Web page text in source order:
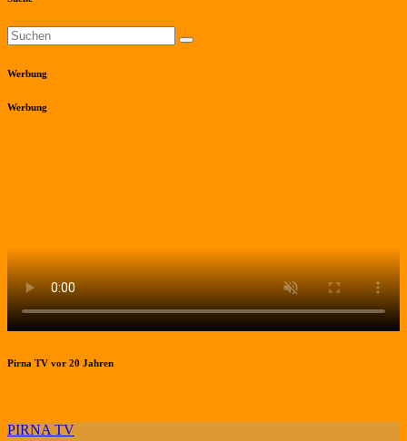
Werbung
Werbung
Pirna TV vor 20 Jahren
PIRNA TV